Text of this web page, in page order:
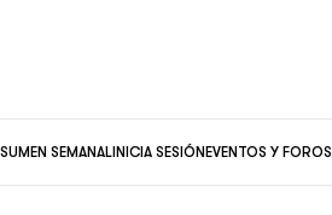
SEMANALINICIA SESIÓNEVENTOS Y FOROS